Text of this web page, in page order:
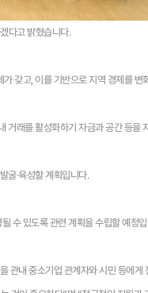
다고 밝혔습니다.
갖고, 이를 기반으로 지역 경제를
거래를 활성화하기 자금과 공간 등을
굴·육성할 계획입니다.
수 있도록 관련 계획을 수립할 예정
관내 중소기업 관계자와 시민 등에게